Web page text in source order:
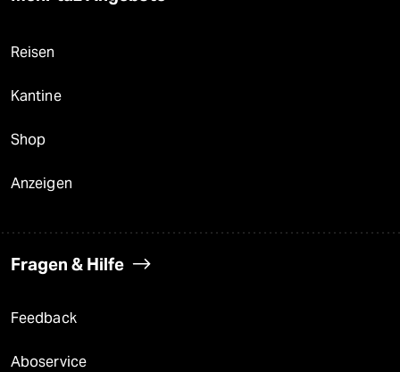
Reisen
Kantine
Shop
Anzeigen
Fragen & Hilfe
Feedback
Aboservice